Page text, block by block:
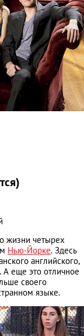
жизни четырех
Нью-Йорке. Здесь
английского,
еще это отличное
своего
языке.